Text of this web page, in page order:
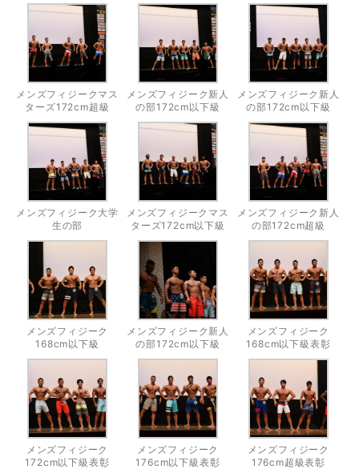
メンズフィジークマス
ターズ172cm超級
メンズフィジーク新人
の部172cm以下級
メンズフィジーク新人
の部172cm以下級
メンズフィジーク大学
生の部
メンズフィジークマス
ターズ172cm以下級
メンズフィジーク新人
の部172cm超級
メンズフィジーク
168cm以下級
メンズフィジーク新人
の部172cm以下級
メンズフィジーク
168cm以下級表彰
メンズフィジーク
172cm以下級表彰
メンズフィジーク
176cm以下級表彰
メンズフィジーク
176cm超級表彰